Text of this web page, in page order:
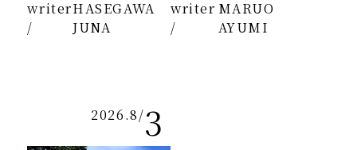
writer
/
HASEGAWA
JUNA
writer
/
MARUO
AYUMI
2026.8/3